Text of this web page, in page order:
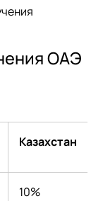
ОАЭ
Казахстан
10%